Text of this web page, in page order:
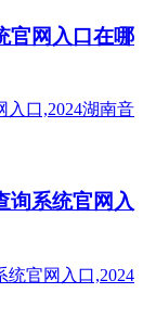
官网入口在哪
询系统官网入